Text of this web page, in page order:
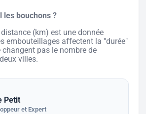
les bouchons ?
(km) est une donnée
embouteillages affectent la "durée"
pas le nombre de
villes.
Petit
et Expert